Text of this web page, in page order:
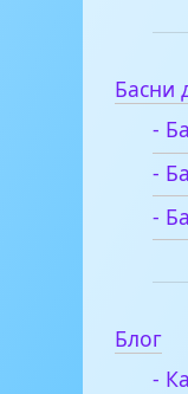
Басни
-
-
-
Блог
-